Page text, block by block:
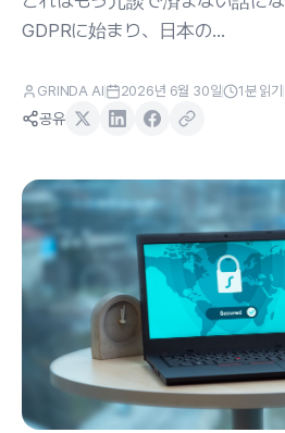
GDPRに始まり、日本の...
GRINDA AI 2026년 6월 30일 1분 읽기
공유